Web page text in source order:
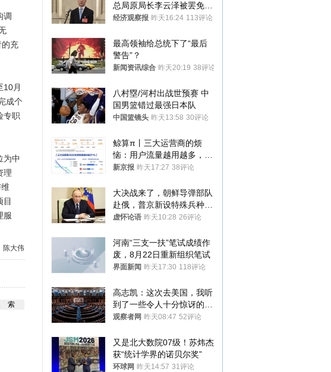
调
的充
月
成个
专职
为中
理
目
服
陈大伟
总局原局长李云泽被罢免全
国人大代表
经济观察报 昨天16:24 113评论
最高领袖给总统下了“最后
警告”？
新闻资讯综合 昨天20:19 38评论
八村塁/河村出战世预赛 中
国男篮错过最强日本队
中国篮镜头 昨天13:58 30评论
鲸算π丨三大运营商的烦
恼：用户流量越用越多，收
入却越来越少
新京报 昨天17:27 38评论
大决战来了，朝鲜导弹部队
赴俄，普京新设特殊兵种，
76岁老将扛旗
虚怀论语 昨天10:28 26评论
河南“三支一扶”笔试成绩作
废，8月22日重新组织笔试
界面新闻 昨天17:30 118评论
高志凯：这次去美国，我听
到了一些令人十分惊讶的消
息
观察者网 昨天08:47 52评论
又是北大数院07级！苏炜杰
获“统计学界的诺贝尔奖”
环球网 昨天14:57 31评论